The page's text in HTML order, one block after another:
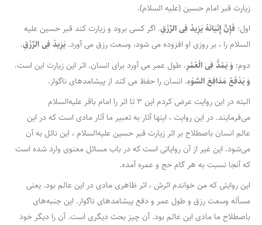
زیارت قبر امام حسین (علیه السلام).
اول: فَإِنَّ إِتْیَانَهُ یَزِیدُ فِی الرِّزْقِ. اگر کسی برود و زیارت کند قبر حسین علیه
السلام را ، بر روزی او افزوده می شود، وسعت رزق می آورد. یَزِیدُ فِی الرِّزْقِ.
دوم: وَ یَمُدُّ فِی الْعُمُرِ. طول عمر می آورد برای انسان. اثر این زیارت این است.
وَ یَدْفَعُ مَدَافِعَ السَّوْءِ. انسان را حفظ می کند از پیشامدهای ناگوار.
البته در این روایت عرض کردم این 3 تا اثر را امام باقر علیه‌السلام
می‌فرمایند. در این روایت ، اینها آثار به تعبیر ما آثار مادی است که در این
عالم انسان باصطلاح بر اثر زیارت قبر حسین علیه‌السلام ، این نائل به آن
می‌شود. این غیر از آن روایاتی است که در باب مسائل معنوی وارد شده است
که آنجا نسبت به هر گام حج و عمره آمده.
این روایتی که من خواندم اثرش ، اثر ظاهری مادی در این عالم بود. یعنی
مسأله وسعت رزق و طول عمر و دفع پیشامدهای ناگوار. این جنبه‌های
باصطلاح ما مادی این عالم بود. آن چیز بحث دیگری است. آن را دیگر خود